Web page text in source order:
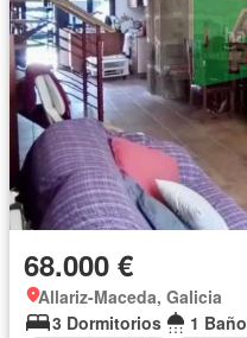
68.000 €
Allariz-Maceda, Galicia
3 Dormitorios
1 Baño